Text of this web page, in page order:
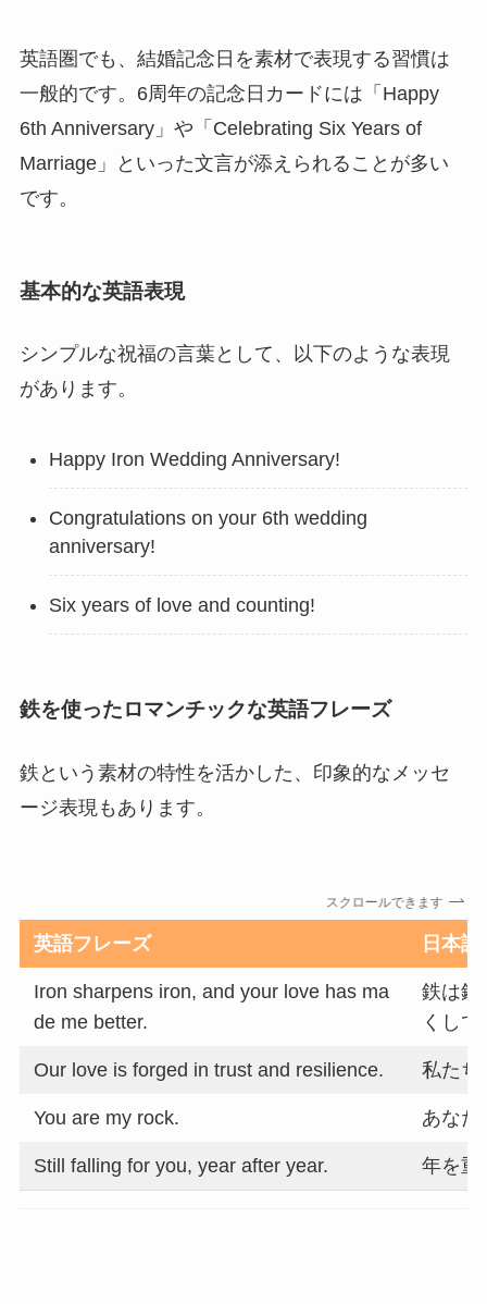
英語圏でも、結婚記念日を素材で表現する習慣は
一般的です。6周年の記念日カードには「Happy
6th Anniversary」や「Celebrating Six Years of
Marriage」といった文言が添えられることが多い
です。
基本的な英語表現
シンプルな祝福の言葉として、以下のような表現
があります。
Happy Iron Wedding Anniversary!
Congratulations on your 6th wedding
anniversary!
Six years of love and counting!
鉄を使ったロマンチックな英語フレーズ
鉄という素材の特性を活かした、印象的なメッセ
ージ表現もあります。
スクロールできます
英語フレーズ 日本語
Iron sharpens iron, and your love has ma
de me better.
鉄は鉄
くし
Our love is forged in trust and resilience. 私たち
You are my rock. あなた
Still falling for you, year after year. 年を重